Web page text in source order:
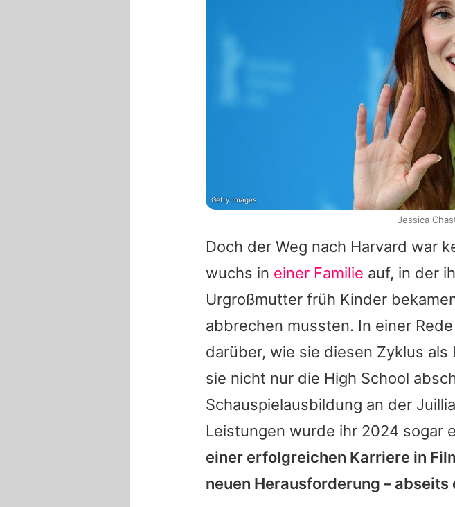
Doch der Weg nach Harvard war
wuchs in einer Familie auf, in der
Urgroßmutter früh Kinder
abbrechen mussten. In einer
darüber, wie sie diesen Zyklus
sie nicht nur die High School
Schauspielausbildung an der
Leistungen wurde ihr 2024 sogar
einer erfolgreichen Karriere in
neuen Herausforderung – abseits
Getty Images
Jessica